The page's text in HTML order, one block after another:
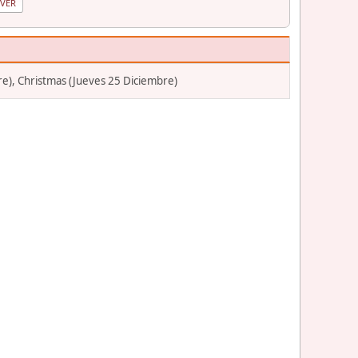
Christmas (Jueves 25 Diciembre)